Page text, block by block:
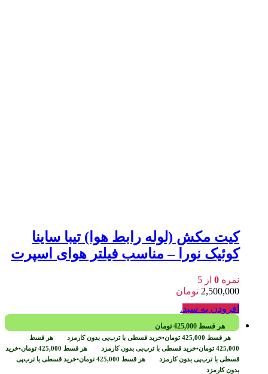
کیت مکش (لوله رابط هوا) تیبا ساینا
کوئیک نورا – مناسب فیلتر هوای اسپرت
نمره 0 از 5
2,500,000 تومان
افزودن به سبد.
هر قسط 425,000 تومان
هر قسط 425,000 تومان•خرید قسطی با ترب‌پی بدون کارمزد
هر قسط
425,000 تومان•خرید قسطی با ترب‌پی بدون کارمزد هر قسط 425,000 تومان•خرید
قسطی با ترب‌پی بدون کارمزد
هر قسط 425,000 تومان•خرید قسطی با ترب‌پی
بدون کارمزد